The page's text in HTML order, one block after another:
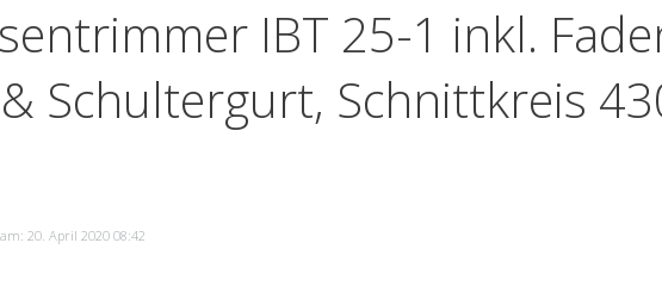
IBT 25-1 inkl.
Schultergurt, Schnittkreis
20. April 2020 08:42